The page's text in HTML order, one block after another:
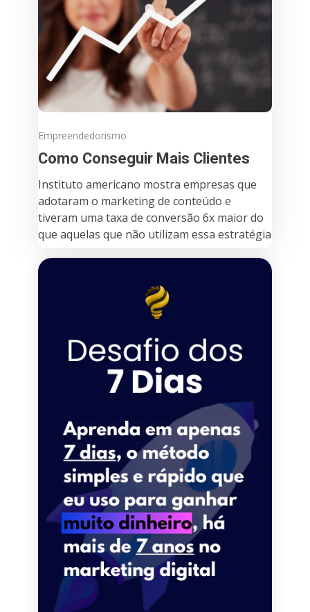
Empreendedorismo
Como Conseguir Mais Clientes
Instituto americano mostra empresas que
adotaram o marketing de conteúdo e
tiveram uma taxa de conversão 6x maior do
que aquelas que não utilizam essa estratégia